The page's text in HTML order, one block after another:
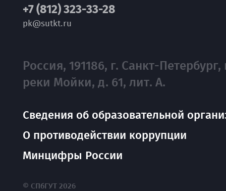
+7 (812) 323-33-28
pk@sutkt.ru
Россия, 191186, г. Санкт-Петербург,
реки Мойки, д. 61, лит. А.
Сведения об образовательной
О противодействии коррупции
Минцифры России
© СПбГУТ 2026